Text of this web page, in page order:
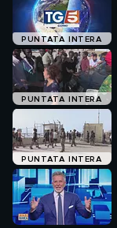
PUNTATA INTERA
PUNTATA INTERA
PUNTATA INTERA